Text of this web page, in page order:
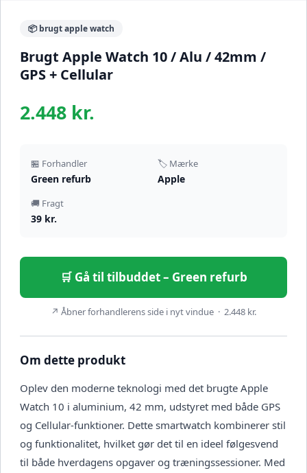
📦 brugt apple watch
Brugt Apple Watch 10 / Alu / 42mm /
GPS + Cellular
2.448 kr.
🏪 Forhandler
Green refurb
🏷️ Mærke
Apple
🚚 Fragt
39 kr.
🛒 Gå til tilbuddet – Green refurb
↗ Åbner forhandlerens side i nyt vindue · 2.448 kr.
Om dette produkt
Oplev den moderne teknologi med det brugte Apple
Watch 10 i aluminium, 42 mm, udstyret med både GPS
og Cellular-funktioner. Dette smartwatch kombinerer stil
og funktionalitet, hvilket gør det til en ideel følgesvend
til både hverdagens opgaver og træningssessioner. Med